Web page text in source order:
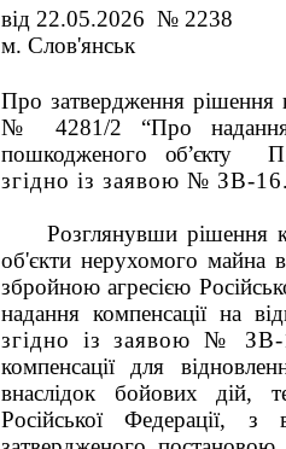
від 22.05.2026 № 2238
м. Слов'янськ
Про затвердження рішення
№ 4281/2 “Про надання
пошкодженого об’єкту
згідно із заявою № ЗВ-
Розглянувши рішення
об'єкти нерухомого майна
збройною агресією
надання компенсації на
згідно із заявою № ЗВ-
компенсації для
внаслідок бойових дій,
Російської Федерації, з